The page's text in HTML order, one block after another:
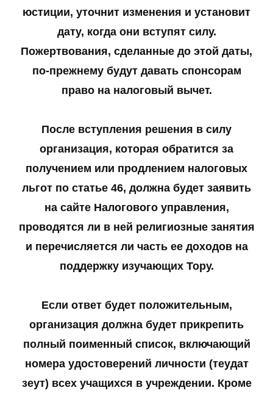
юстиции, уточнит изменения и установит
дату, когда они вступят силу.
Пожертвования, сделанные до этой даты,
по-прежнему будут давать спонсорам
право на налоговый вычет.
После вступления решения в силу
организация, которая обратится за
получением или продлением налоговых
льгот по статье 46, должна будет заявить
на сайте Налогового управления,
проводятся ли в ней религиозные занятия
и перечисляется ли часть ее доходов на
поддержку изучающих Тору.
Если ответ будет положительным,
организация должна будет прикрепить
полный поименный список, включающий
номера удостоверений личности (теудат
зеут) всех учащихся в учреждении. Кроме